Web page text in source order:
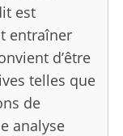
est
entraîner
d’être
telles que
de
analyse